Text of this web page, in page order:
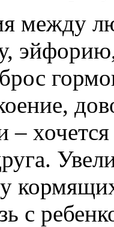
между
–
с